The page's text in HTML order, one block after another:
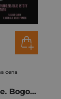
cena
Mity japońskie. Bogowie, bohaterowie i czarodziejskie istoty dawnej Japonii